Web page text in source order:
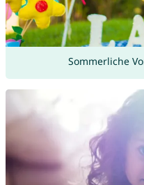
Sommerliche